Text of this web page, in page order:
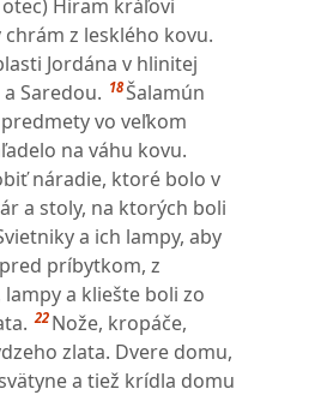
Hiram kráľovi
z lesklého kovu.
Jordána v hlinitej
Saredou. 18Šalamún
vo veľkom
na váhu kovu.
náradie, ktoré bolo v
a stoly, na ktorých boli
a ich lampy, aby
príbytkom, z
lampy a kliešte boli zo
22 Nože, kropáče,
zlata. Dvere domu,
a tiež krídla domu